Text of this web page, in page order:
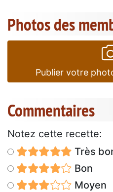
Photos des
Publier votre
Commentaires
Notez cette recette:
Très
Bon
Moyen